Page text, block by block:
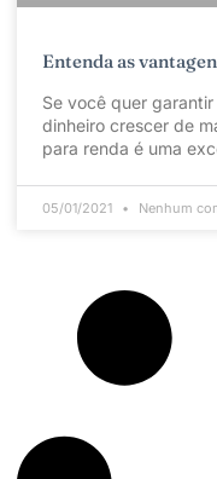
Entenda as
Se você quer
dinheiro crescer de
para renda é uma
05/01/2021 Nenhum